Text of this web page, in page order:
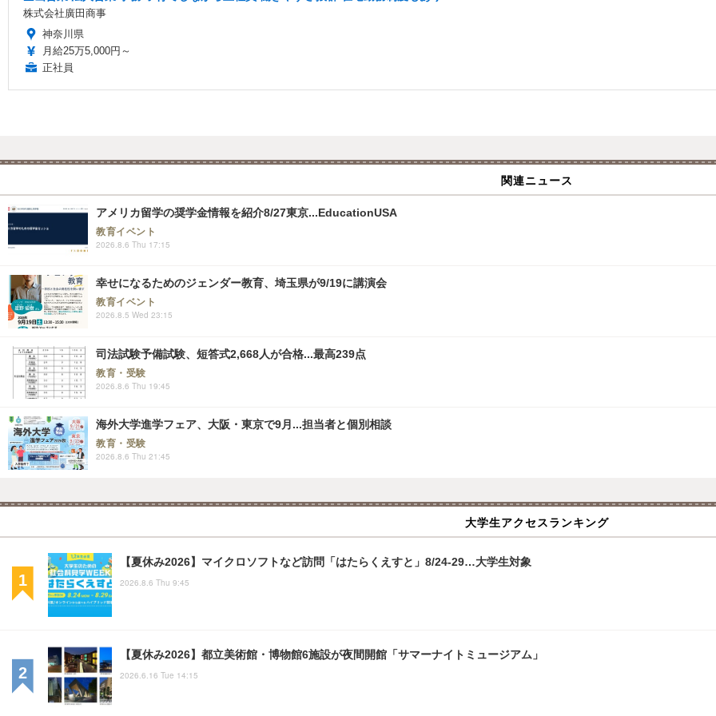
株式会社廣田商事
神奈川県
月給25万5,000円～
正社員
関連ニュース
アメリカ留学の奨学金情報を紹介8/27東京...EducationUSA
教育イベント
2026.8.6 Thu 17:15
幸せになるためのジェンダー教育、埼玉県が9/19に講演会
教育イベント
2026.8.5 Wed 23:15
司法試験予備試験、短答式2,668人が合格...最高239点
教育・受験
2026.8.6 Thu 19:45
海外大学進学フェア、大阪・東京で9月...担当者と個別相談
教育・受験
2026.8.6 Thu 21:45
大学生アクセスランキング
【夏休み2026】マイクロソフトなど訪問「はたらくえすと」8/24-29…大学生対象
2026.8.6 Thu 9:45
【夏休み2026】都立美術館・博物館6施設が夜間開館「サマーナイトミュージアム」
2026.6.16 Tue 14:15